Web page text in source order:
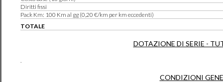
Diritti fissi
Pack Km: 100 Km al gg (0,20 €/km per km eccedenti)
TOTALE
DOTAZIONE DI SERIE -
.
CONDIZIONI